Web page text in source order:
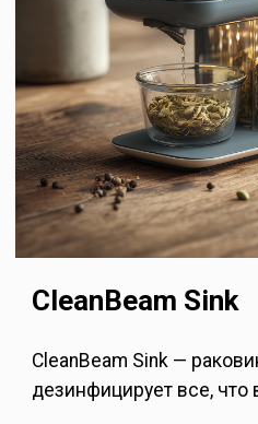
CleanBeam Sink
CleanBeam Sink —
дезинфицирует все, что